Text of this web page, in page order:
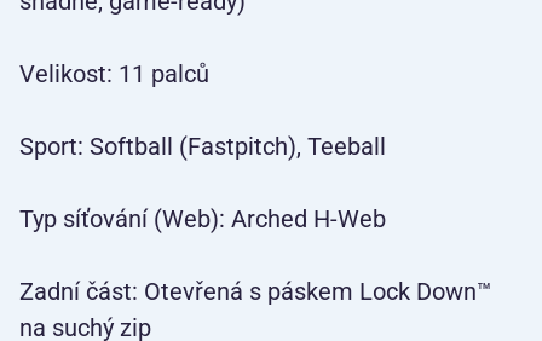
Velikost: 11 palců
Sport: Softball (Fastpitch), Teeball
Typ síťování (Web): Arched H-Web
Zadní část: Otevřená s páskem Lock Down™
na suchý zip